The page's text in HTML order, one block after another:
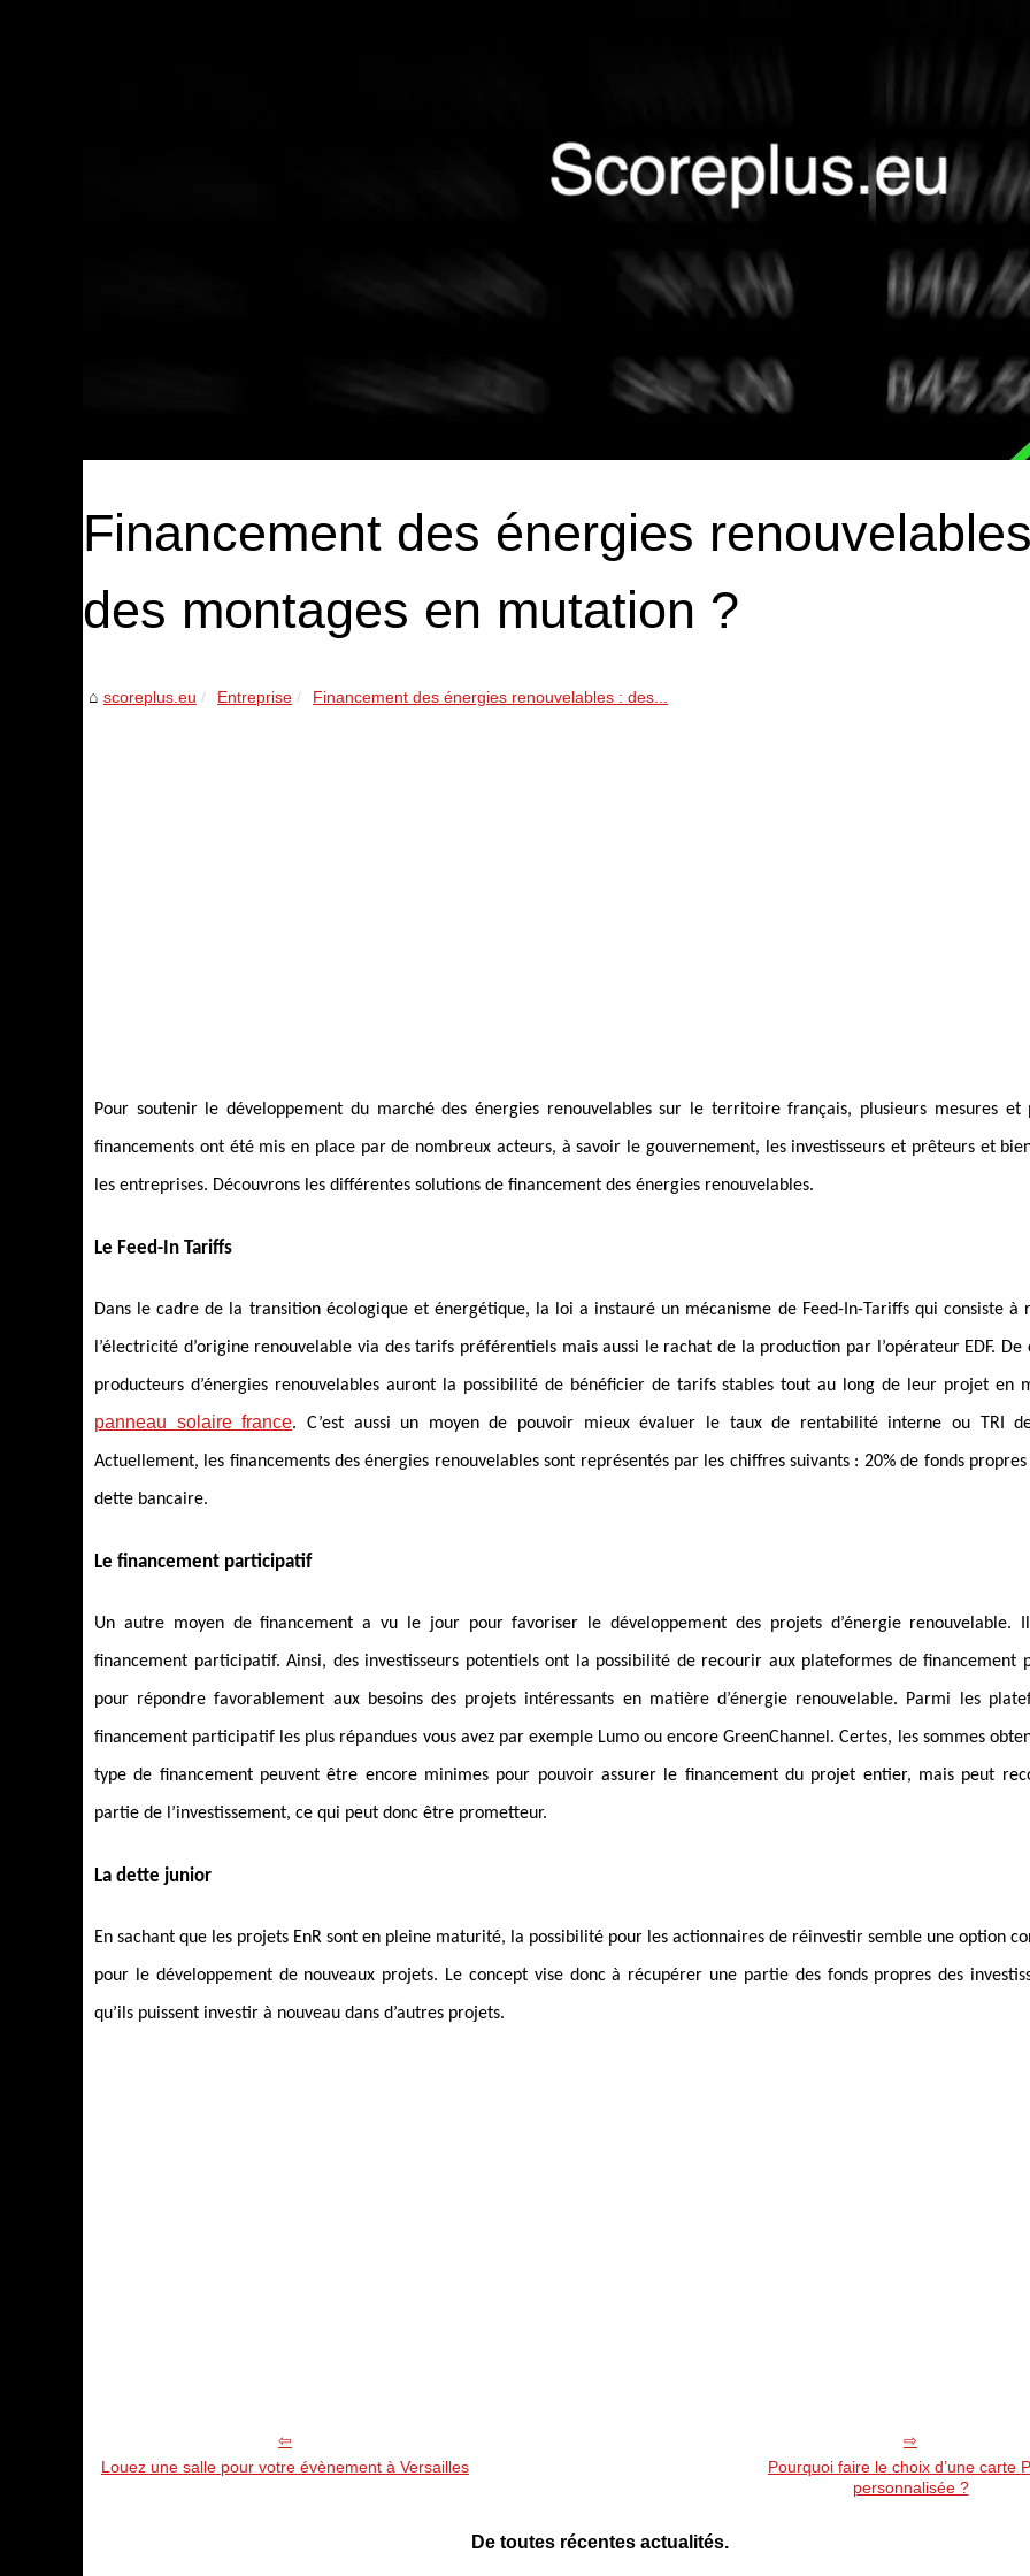
Financement des énergies
des montages en mutation ?
scoreplus.eu Entreprise Financement des énergies renouvelables : des...
Pour soutenir le développement du marché des énergies renouvelables sur le territoire français, plusieurs mesures et
financements ont été mis en place par de nombreux acteurs, à savoir le gouvernement, les investisseurs et prêteurs et
les entreprises. Découvrons les différentes solutions de financement des énergies renouvelables.
Le Feed-In Tariffs
Dans le cadre de la transition écologique et énergétique, la loi a instauré un mécanisme de Feed-In-Tariffs qui consiste à
l’électricité d’origine renouvelable via des tarifs préférentiels mais aussi le rachat de la production par l’opérateur EDF. De
producteurs d’énergies renouvelables auront la possibilité de bénéficier de tarifs stables tout au long de leur projet en
panneau solaire france. C’est aussi un moyen de pouvoir mieux évaluer le taux de rentabilité interne ou TRI
Actuellement, les financements des énergies renouvelables sont représentés par les chiffres suivants : 20% de fonds
dette bancaire.
Le financement participatif
Un autre moyen de financement a vu le jour pour favoriser le développement des projets d’énergie renouvelable.
financement participatif. Ainsi, des investisseurs potentiels ont la possibilité de recourir aux plateformes de financement
pour répondre favorablement aux besoins des projets intéressants en matière d’énergie renouvelable. Parmi les
financement participatif les plus répandues vous avez par exemple Lumo ou encore GreenChannel. Certes, les sommes
type de financement peuvent être encore minimes pour pouvoir assurer le financement du projet entier, mais peut
partie de l’investissement, ce qui peut donc être prometteur.
La dette junior
En sachant que les projets EnR sont en pleine maturité, la possibilité pour les actionnaires de réinvestir semble une option
pour le développement de nouveaux projets. Le concept vise donc à récupérer une partie des fonds propres des
qu’ils puissent investir à nouveau dans d’autres projets.
Louez une salle pour votre évènement à Versailles
Pourquoi faire le choix d’une carte
personnalisée ?
De toutes récentes actualités.